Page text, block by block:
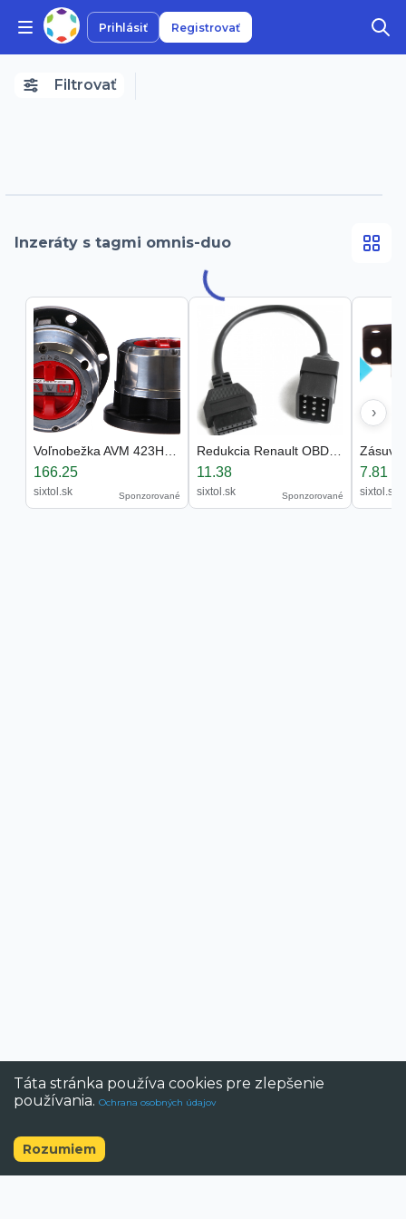
Prihlásiť Registrovať
Filtrovať
Inzeráty s tagmi omnis-duo
166.25
sixtol.sk Sponzorované
11.38
sixtol.sk Sponzorované
7.81
sixtol.sk
›
Táta stránka používa cookies pre zlepšenie
používania. Ochrana osobných údajov
Rozumiem